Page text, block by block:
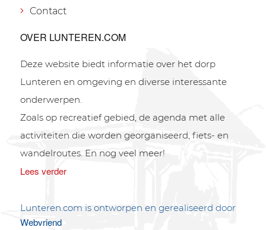
Contact
OVER LUNTEREN.COM
Deze website biedt informatie over het dorp
Lunteren en omgeving en diverse interessante
onderwerpen.
Zoals op recreatief gebied, de agenda met alle
activiteiten die worden georganiseerd, fiets- en
wandelroutes. En nog veel meer!
Lees verder
Lunteren.com is ontworpen en gerealiseerd door
Webvriend